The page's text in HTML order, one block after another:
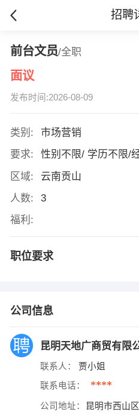
招聘
前台文员/全职
面议
发布时间:2026-08-09
类别:
市场营销
要求:
性别不限/ 学历不限/
区域:
云南贡山
人数:
3
福利:
职位要求
公司信息
昆明天地广商贸有限
联系人： 贾小姐
联系电话： ****
公司地址： 昆明市西山